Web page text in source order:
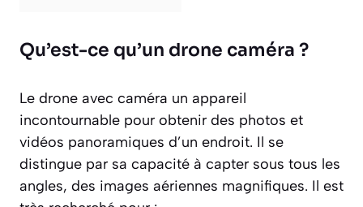
Qu’est-ce qu’un drone caméra ?
Le drone avec caméra un appareil
incontournable pour obtenir des photos et
vidéos panoramiques d’un endroit. Il se
distingue par sa capacité à capter sous tous les
angles, des images aériennes magnifiques. Il est